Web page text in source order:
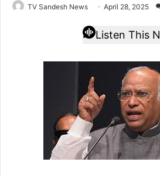
TV Sandesh News April 28, 2025
Listen This